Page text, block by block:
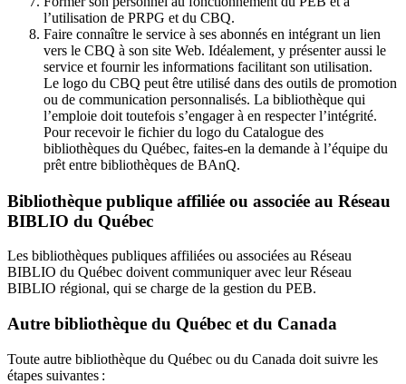
l’utilisation de PRPG et du CBQ.
Faire connaître le service à ses abonnés en intégrant un lien
vers le CBQ à son site Web. Idéalement, y présenter aussi le
service et fournir les informations facilitant son utilisation.
Le logo du CBQ peut être utilisé dans des outils de promotion
ou de communication personnalisés. La bibliothèque qui
l’emploie doit toutefois s’engager à en respecter l’intégrité.
Pour recevoir le fichier du logo du Catalogue des
bibliothèques du Québec, faites-en la demande à l’équipe du
prêt entre bibliothèques de BAnQ.
Bibliothèque publique affiliée ou associée au Réseau
BIBLIO du Québec
Les bibliothèques publiques affiliées ou associées au Réseau
BIBLIO du Québec doivent communiquer avec leur Réseau
BIBLIO régional, qui se charge de la gestion du PEB.
Autre bibliothèque du Québec et du Canada
Toute autre bibliothèque du Québec ou du Canada doit suivre les
étapes suivantes :